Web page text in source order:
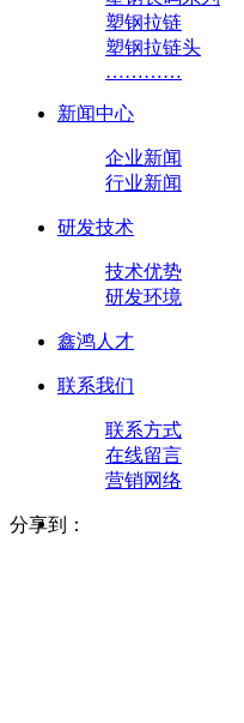
塑钢拉链
塑钢拉链头
…………
新闻中心
企业新闻
行业新闻
研发技术
技术优势
研发环境
鑫鸿人才
联系我们
联系方式
在线留言
营销网络
分享到：